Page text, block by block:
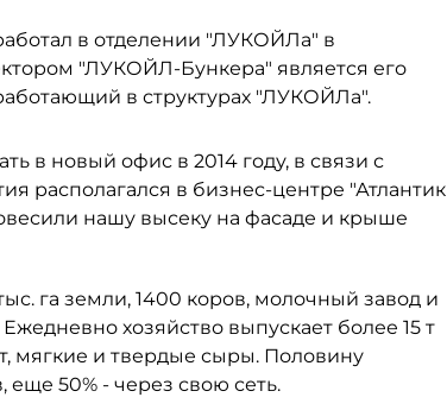
в отделении "ЛУКОЙЛа" в
"ЛУКОЙЛ-Бункера" является его
в структурах "ЛУКОЙЛа".
в новый офис в 2014 году, в связи с
располагался в бизнес-центре "Атлантик
нашу высеку на фасаде и крыше
га земли, 1400 коров, молочный завод и
хозяйство выпускает более 15 т
мягкие и твердые сыры. Половину
еще 50% - через свою сеть.